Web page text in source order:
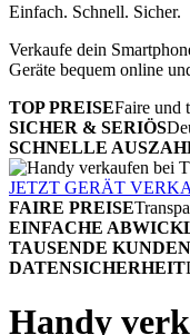
Einfach. Schnell. Sicher.
Verkaufe dein
Geräte bequem online
TOP PREISEFaire und
SICHER & SERIÖS
SCHNELLE
JETZT GERÄT
FAIRE PREISE
EINFACHE
TAUSENDE KUNDEN
DATENSICHERHEIT
Handy